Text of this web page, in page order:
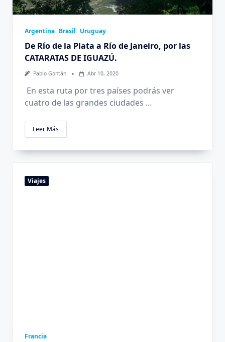
Argentina Brasil Uruguay
De Río de la Plata a Río de Janeiro, por las
CATARATAS DE IGUAZÚ.
Pablo Gontán Abr 10, 2020
En esta ruta por tres países podrás ver
cuatro de las grandes ciudades ...
Leer Más
Viajes
Francia